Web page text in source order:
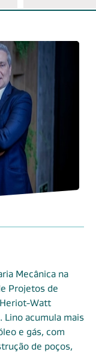
Mecânica na
Projetos de
Watt
Lino acumula mais
e gás, com
de poços,